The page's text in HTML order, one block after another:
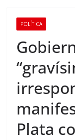
POLÍTICA
Plata